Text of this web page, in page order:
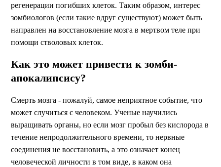
регенерации погибших клеток. Таким образом, интерес
зомбиологов (если такие вдруг существуют) может быть
направлен на восстановление мозга в мертвом теле при
помощи стволовых клеток.
Как это может привести к зомби-
апокалипсису?
Смерть мозга - пожалуй, самое неприятное событие, что
может случиться с человеком. Ученые научились
выращивать органы, но если мозг пробыл без кислорода в
течение непродолжительного времени, то нервные
соединения не восстановить, а это означает конец
человеческой личности в том виде, в каком она